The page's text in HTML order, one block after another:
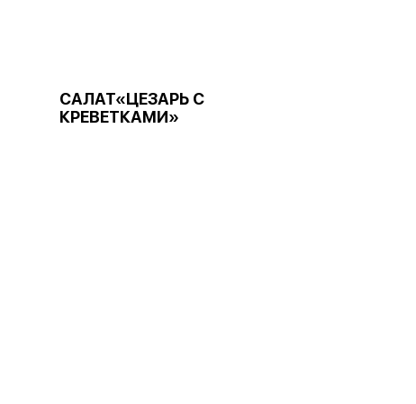
САЛАТ«ЦЕЗАРЬ С
КРЕВЕТКАМИ»